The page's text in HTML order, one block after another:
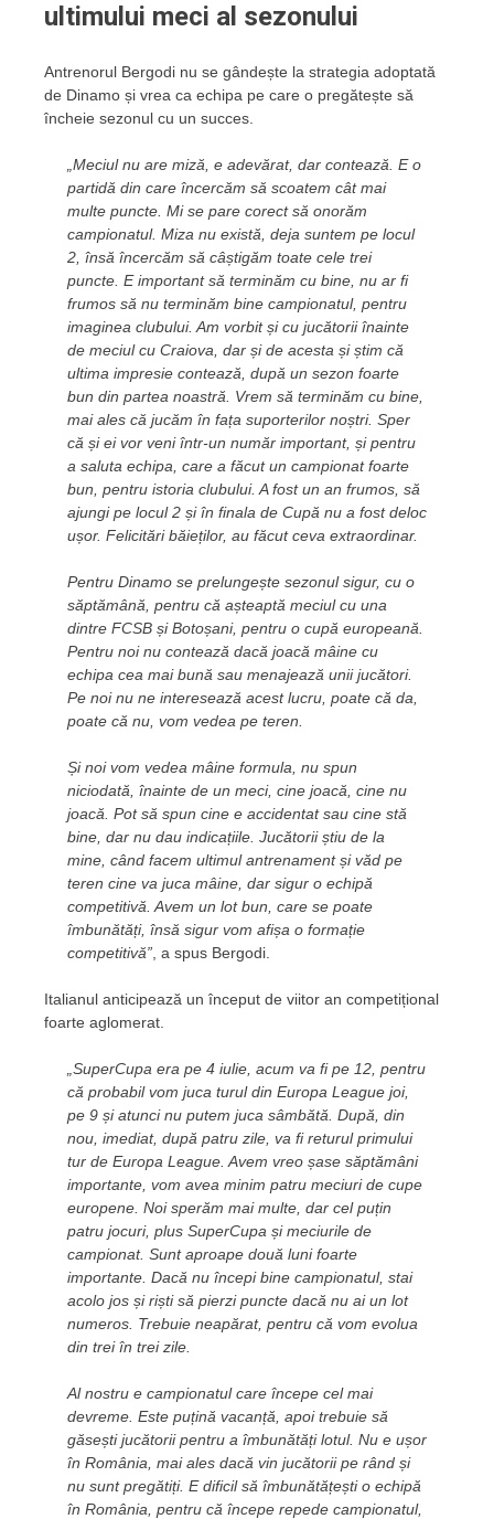
ultimului meci al sezonului
Antrenorul Bergodi nu se gândește la strategia adoptată
de Dinamo și vrea ca echipa pe care o pregătește să
încheie sezonul cu un succes.
„Meciul nu are miză, e adevărat, dar contează. E o
partidă din care încercăm să scoatem cât mai
multe puncte. Mi se pare corect să onorăm
campionatul. Miza nu există, deja suntem pe locul
2, însă încercăm să câștigăm toate cele trei
puncte. E important să terminăm cu bine, nu ar fi
frumos să nu terminăm bine campionatul, pentru
imaginea clubului. Am vorbit și cu jucătorii înainte
de meciul cu Craiova, dar și de acesta și știm că
ultima impresie contează, după un sezon foarte
bun din partea noastră. Vrem să terminăm cu bine,
mai ales că jucăm în fața suporterilor noștri. Sper
că și ei vor veni într-un număr important, și pentru
a saluta echipa, care a făcut un campionat foarte
bun, pentru istoria clubului. A fost un an frumos, să
ajungi pe locul 2 și în finala de Cupă nu a fost deloc
ușor. Felicitări băieților, au făcut ceva extraordinar.
Pentru Dinamo se prelungește sezonul sigur, cu o
săptămână, pentru că așteaptă meciul cu una
dintre FCSB și Botoșani, pentru o cupă europeană.
Pentru noi nu contează dacă joacă mâine cu
echipa cea mai bună sau menajează unii jucători.
Pe noi nu ne interesează acest lucru, poate că da,
poate că nu, vom vedea pe teren.
Și noi vom vedea mâine formula, nu spun
niciodată, înainte de un meci, cine joacă, cine nu
joacă. Pot să spun cine e accidentat sau cine stă
bine, dar nu dau indicațiile. Jucătorii știu de la
mine, când facem ultimul antrenament și văd pe
teren cine va juca mâine, dar sigur o echipă
competitivă. Avem un lot bun, care se poate
îmbunătăți, însă sigur vom afișa o formație
competitivă” , a spus Bergodi.
Italianul anticipează un început de viitor an competițional
foarte aglomerat.
„SuperCupa era pe 4 iulie, acum va fi pe 12, pentru
că probabil vom juca turul din Europa League joi,
pe 9 și atunci nu putem juca sâmbătă. După, din
nou, imediat, după patru zile, va fi returul primului
tur de Europa League. Avem vreo șase săptămâni
importante, vom avea minim patru meciuri de cupe
europene. Noi sperăm mai multe, dar cel puțin
patru jocuri, plus SuperCupa și meciurile de
campionat. Sunt aproape două luni foarte
importante. Dacă nu începi bine campionatul, stai
acolo jos și riști să pierzi puncte dacă nu ai un lot
numeros. Trebuie neapărat, pentru că vom evolua
din trei în trei zile.
Al nostru e campionatul care începe cel mai
devreme. Este puțină vacanță, apoi trebuie să
găsești jucătorii pentru a îmbunătăți lotul. Nu e ușor
în România, mai ales dacă vin jucătorii pe rând și
nu sunt pregătiți. E dificil să îmbunătățești o echipă
în România, pentru că începe repede campionatul,